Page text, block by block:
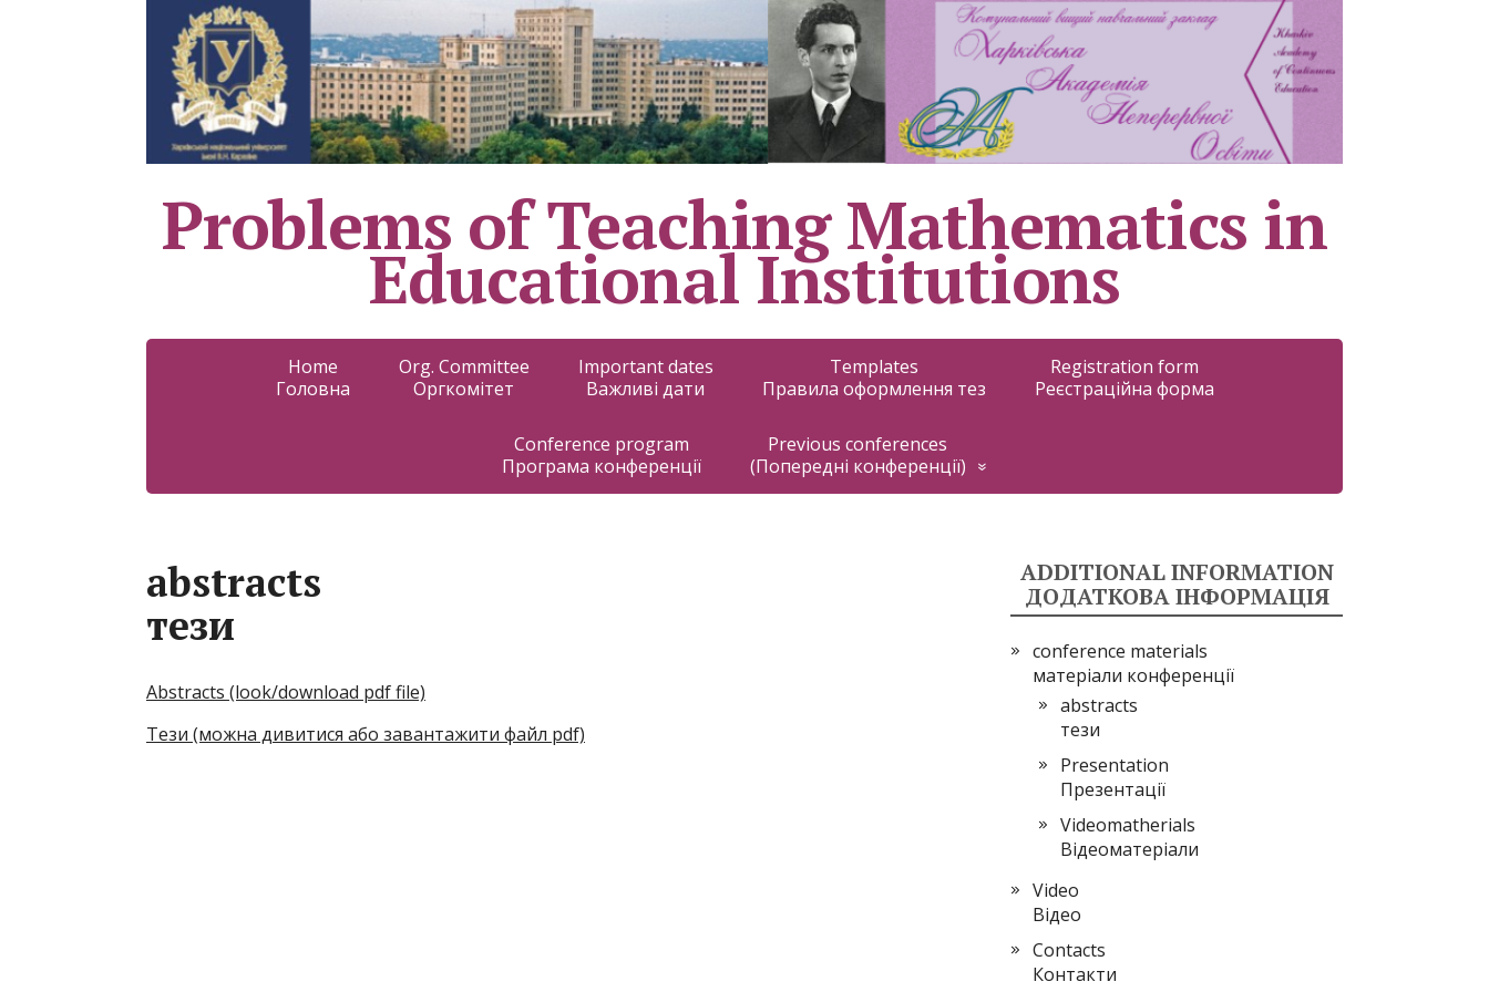
Problems of Teaching Mathematics in
Educational Institutions
Home
Головна
Org. Committee
Оргкомітет
Important dates
Важливі дати
Templates
Правила оформлення тез
Registration form
Реєстраційна форма
Conference program
Програма конференції
Previous conferences
(Попередні конференції)
abstracts
тези
Abstracts (look/download pdf file)
Тези (можна дивитися або завантажити файл pdf)
ADDITIONAL INFORMATION
ДОДАТКОВА ІНФОРМАЦІЯ
conference materials
матеріали конференції
abstracts
тези
Presentation
Презентації
Videomatherials
Вiдеоматерiали
Video
Відео
Сontacts
Контакти